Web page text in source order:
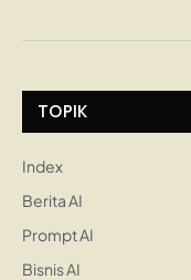
TOPIK
Index
Berita AI
Prompt AI
Bisnis AI